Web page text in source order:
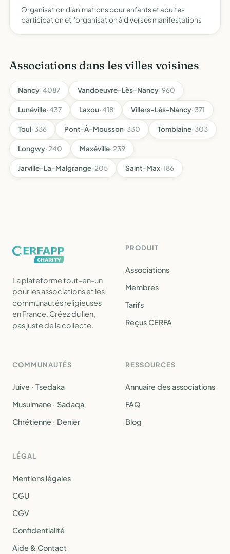
Organisation d'animations pour enfants et adultes
participation et l'organisation à diverses manifestations
Associations dans les villes voisines
Nancy· 4087 Vandoeuvre-Lès-Nancy· 960
Lunéville· 437 Laxou· 418 Villers-Lès-Nancy· 371
Toul· 336 Pont-À-Mousson· 330 Tomblaine· 303
Longwy· 240 Maxéville· 239
Jarville-La-Malgrange· 205 Saint-Max· 186
La plateforme tout-en-un
pour les associations et les
communautés religieuses
en France. Créez du lien,
pas juste de la collecte.
PRODUIT
Associations
Membres
Tarifs
Reçus CERFA
COMMUNAUTÉS
Juive · Tsedaka
Musulmane · Sadaqa
Chrétienne · Denier
RESSOURCES
Annuaire des associations
FAQ
Blog
LÉGAL
Mentions légales
CGU
CGV
Confidentialité
Aide & Contact